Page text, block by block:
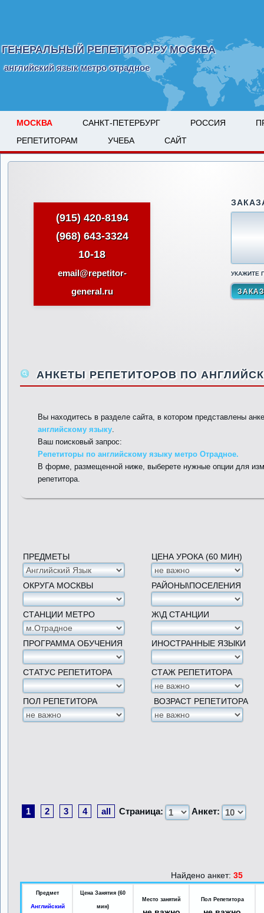
ГЕНЕРАЛЬНЫЙ РЕПЕТИТОР.РУ МОСКВА
английский язык метро отрадное
МОСКВА САНКТ-ПЕТЕРБУРГ РОССИЯ
РЕПЕТИТОРАМ
УЧЕБА САЙТ
(915) 420-8194
(968) 643-3324
10-18
email@repetitor-
general.ru
УКАЖИТЕ
АНКЕТЫ РЕПЕТИТОРОВ ПО
Вы находитесь в разделе сайта, в котором представлены
английскому языку.
Ваш поисковый запрос:
Репетиторы по английскому языку метро Отрадное.
В форме, размещенной ниже, выберете нужные опции для
репетитора.
ПРЕДМЕТЫ ЦЕНА УРОКА (60 МИН)
ОКРУГА МОСКВЫ РАЙОНЫ\ПОСЕЛЕНИЯ
СТАНЦИИ МЕТРО Ж\Д СТАНЦИИ
ПРОГРАММА ОБУЧЕНИЯ ИНОСТРАННЫЕ ЯЗЫКИ
СТАТУС РЕПЕТИТОРА СТАЖ РЕПЕТИТОРА
ПОЛ РЕПЕТИТОРА ВОЗРАСТ РЕПЕТИТОРА
1 2 3 4 all Страница: Анкет:
Найдено анкет: 35
Предмет
Английский
Цена Занятия (60
мин)
Место занятий Пол Репетитора